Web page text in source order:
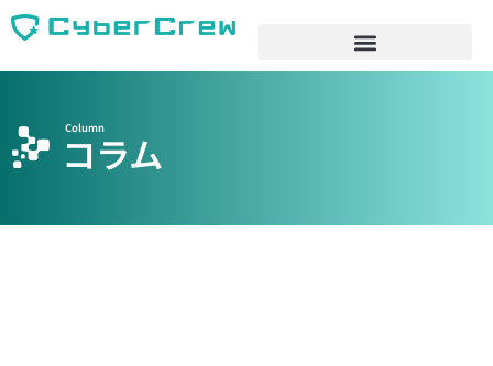
コラム
Column